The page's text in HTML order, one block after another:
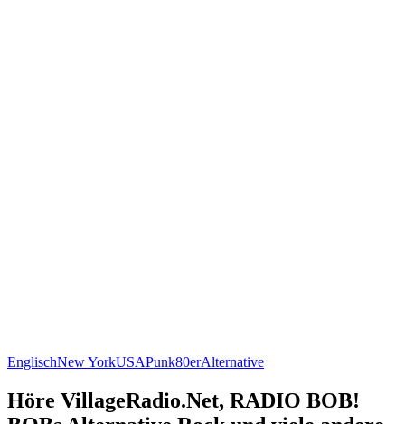
EnglischNew YorkUSAPunk80erAlternative
Höre VillageRadio.Net, RADIO BOB!